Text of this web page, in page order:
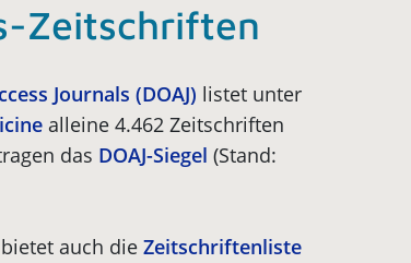
Zeitschriften
Journals (DOAJ) listet unter
alleine 4.462 Zeitschriften
das DOAJ-Siegel (Stand:
auch die Zeitschriftenliste